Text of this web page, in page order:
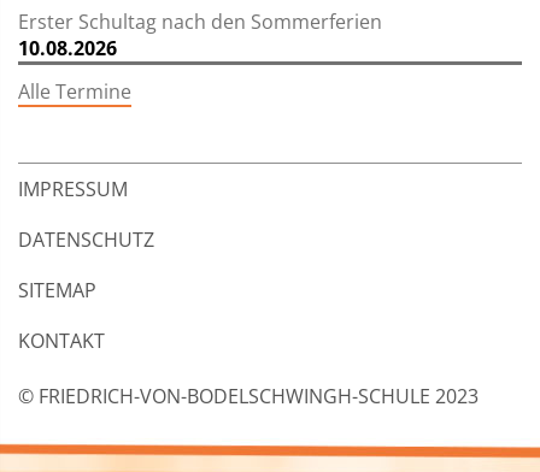
Erster Schultag nach den Sommerferien
10.08.2026
Alle Termine
IMPRESSUM
DATENSCHUTZ
SITEMAP
KONTAKT
© FRIEDRICH-VON-BODELSCHWINGH-SCHULE 2023